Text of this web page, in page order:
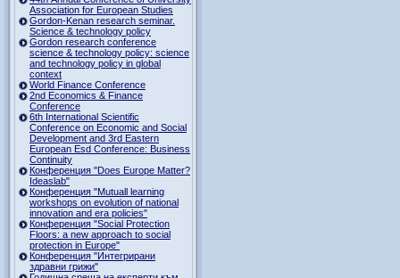
Association for European Studies
Gordon-Kenan research seminar.
Science & technology policy
Gordon research сonference
science & technology policy: science
and technology policy in global
context
World Finance Conference
2nd Economics & Finance
Conference
6th International Scientific
Conference оn Economic and Social
Development and 3rd Eastern
European Esd Conference: Business
Continuity
Конференция "Does Europe Matter?
Ideaslab"
Конференция "Mutuall learning
workshops on evolution of national
innovation and era policies"
Конференция "Social Protection
Floors: a new approach to social
protection in Europe"
Конференция "Интегрирани
здравни грижи"